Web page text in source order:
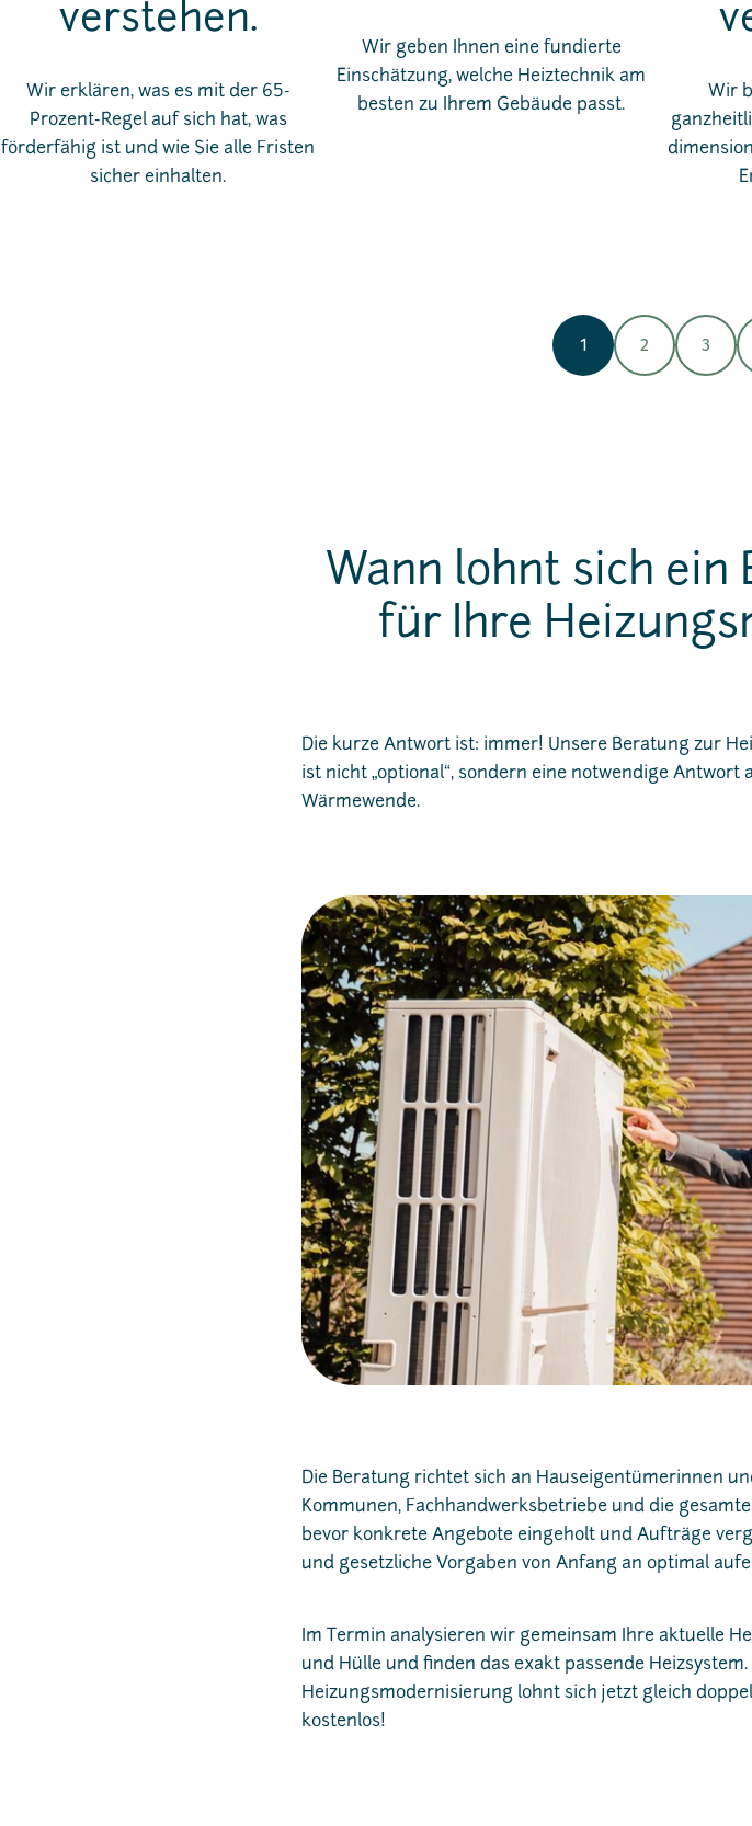
verstehen.
Wir erklären, was es mit der 65-
Prozent-Regel auf sich hat, was
förderfähig ist und wie Sie alle Fristen
sicher einhalten.
Wir geben Ihnen eine fundierte
Einschätzung, welche Heiztechnik am
besten zu Ihrem Gebäude passt.
Wir
1 2 3
Wann lohnt sich ein
für Ihre
Die kurze Antwort ist: immer! Unsere Beratung zur
ist nicht „optional“, sondern eine notwendige Antwort
Wärmewende.
Die Beratung richtet sich an Hauseigentümerinnen
Kommunen, Fachhandwerksbetriebe und die
bevor konkrete Angebote eingeholt und Aufträge
und gesetzliche Vorgaben von Anfang an optimal
Im Termin analysieren wir gemeinsam Ihre aktuelle
und Hülle und finden das exakt passende
Heizungsmodernisierung lohnt sich jetzt gleich
kostenlos!